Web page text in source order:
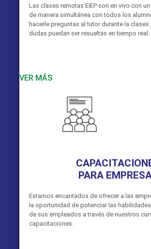
Las clases remotas EIEP son en vivo con
de manera simultánea con todos los
hacerle preguntas al tutor durante la
dudas puedan ser resueltas en tiempo real.
VER MÁS
PARA
Estamos encantados de ofrecer a las
la oportunidad de potenciar las
de sus empleados a través de nuestros
capacitaciones.